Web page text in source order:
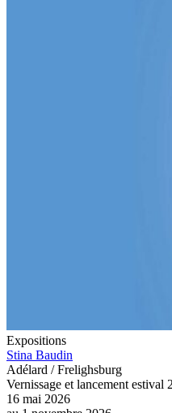
Expositions
Stina Baudin
Adélard / Frelighsburg
Vernissage et lancement estival
16 mai 2026